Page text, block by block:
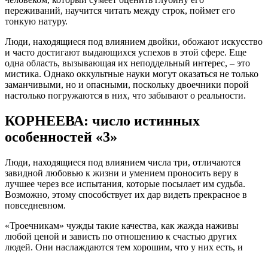
переживаний, научится читать между строк, поймет его
тонкую натуру.
Люди, находящиеся под влиянием двойки, обожают искусство
и часто достигают выдающихся успехов в этой сфере. Еще
одна область, вызывающая их неподдельный интерес, – это
мистика. Однако оккультные науки могут оказаться не только
заманчивыми, но и опасными, поскольку двоечники порой
настолько погружаются в них, что забывают о реальности.
КОРНЕЕВА: число истинных
особенностей «3»
Люди, находящиеся под влиянием числа три, отличаются
завидной любовью к жизни и умением проносить веру в
лучшее через все испытания, которые посылает им судьба.
Возможно, этому способствует их дар видеть прекрасное в
повседневном.
«Троечникам» чужды такие качества, как жажда наживы
любой ценой и зависть по отношению к счастью других
людей. Они наслаждаются тем хорошим, что у них есть, и